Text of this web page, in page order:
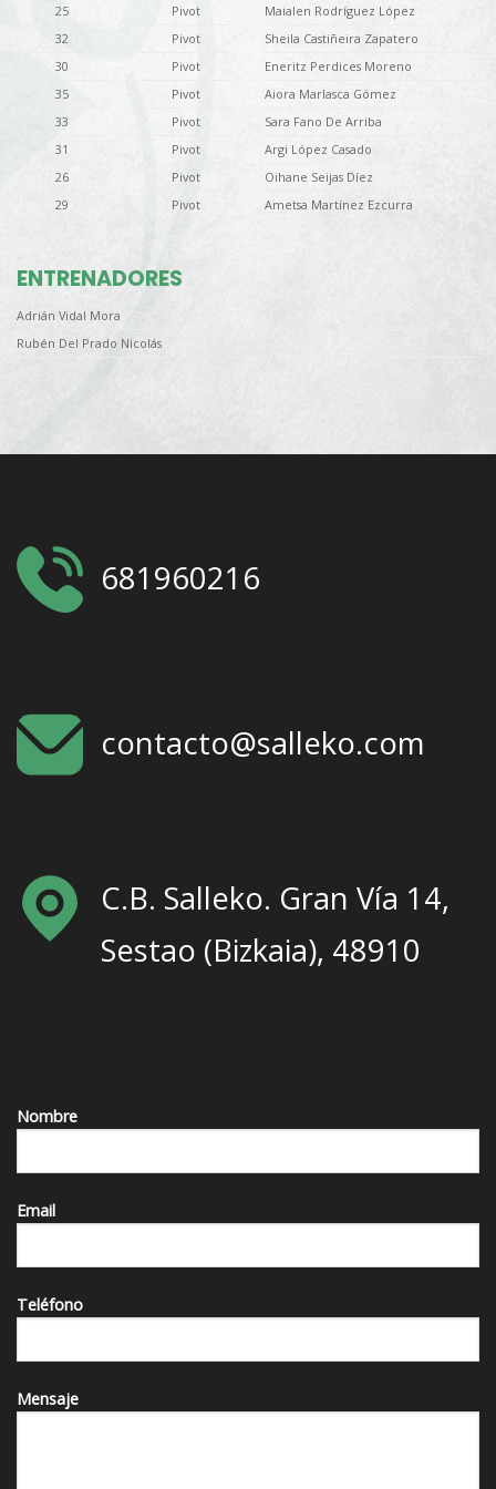
25
32
30
35
33
31
26
29
Pivot
Pivot
Pivot
Pivot
Pivot
Pivot
Pivot
Pivot
Maialen Rodríguez López
Sheila Castiñeira Zapatero
Eneritz Perdices Moreno
Aiora Marlasca Gómez
Sara Fano De Arriba
Argi López Casado
Oihane Seijas Díez
Ametsa Martínez Ezcurra
ENTRENADORES
Adrián Vidal Mora
Rubén Del Prado Nicolás
681960216
contacto@salleko.com
C.B. Salleko. Gran Vía 14,
Sestao (Bizkaia), 48910
Nombre
Email
Teléfono
Mensaje